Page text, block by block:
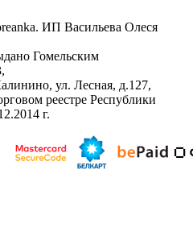
ИП Васильева Олеся
Гомельским
ул. Лесная, д.127,
реестре Республики
г.